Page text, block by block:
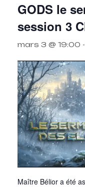
GODS le
session 3
mars 3 @ 19:00 -
Maître Bélior a été